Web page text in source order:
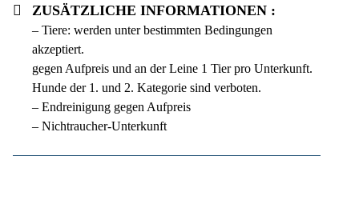
Zusätzliche Informationen :
– Tiere: werden unter bestimmten Bedingungen
akzeptiert.
gegen Aufpreis und an der Leine 1 Tier pro Unterkunft.
Hunde der 1. und 2. Kategorie sind verboten.
– Endreinigung gegen Aufpreis
– Nichtraucher-Unterkunft